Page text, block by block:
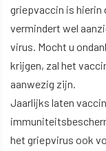
griepvaccin is hierin
vermindert wel
virus. Mocht u
krijgen, zal het
aanwezig zijn.
Jaarlijks laten
het griepvirus ook